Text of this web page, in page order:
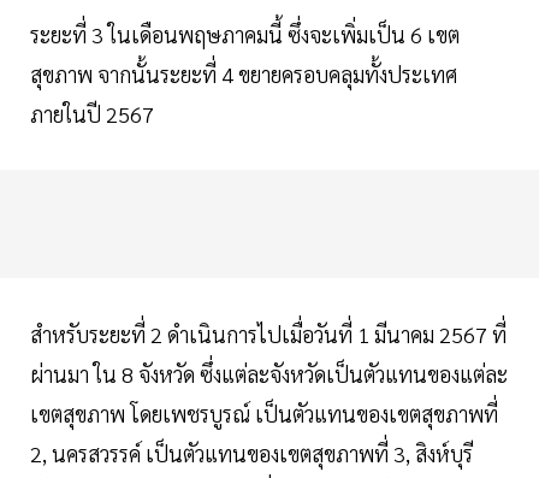
ระยะที่ 3 ในเดือนพฤษภาคมนี้ ซึ่งจะเพิ่มเป็น 6 เขต
สุขภาพ จากนั้นระยะที่ 4 ขยายครอบคลุมทั้งประเทศ
ภายในปี 2567
สำหรับระยะที่ 2 ดำเนินการไปเมื่อวันที่ 1 มีนาคม 2567 ที่
ผ่านมา ใน 8 จังหวัด ซึ่งแต่ละจังหวัดเป็นตัวแทนของแต่ละ
เขตสุขภาพ โดยเพชรบูรณ์ เป็นตัวแทนของเขตสุขภาพที่
2, นครสวรรค์ เป็นตัวแทนของเขตสุขภาพที่ 3, สิงห์บุรี